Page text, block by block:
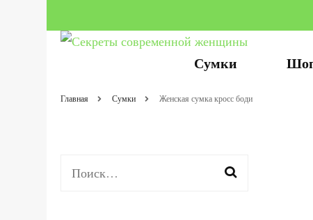
Как всегда быть стильной, красивой,
Сумки
Главная Сумки Женская сумка кросс боди
Найти: